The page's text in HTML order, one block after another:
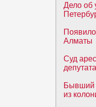
Дело об
Алматы
Суд
Бывший
из